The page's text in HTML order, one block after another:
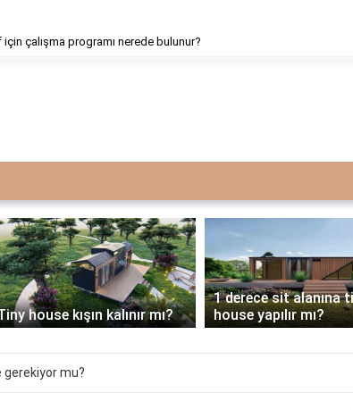
için çalışma programı nerede bulunur?
house kışın kalınır mı?
1 derece sit alanına
house yapılır mı?
mu?